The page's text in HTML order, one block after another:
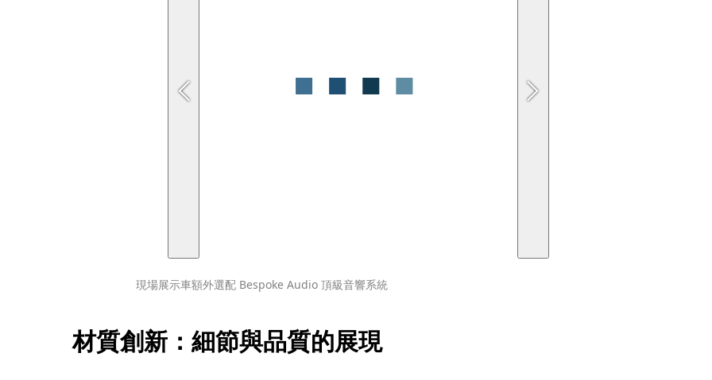
現場展示車額外選配 Bespoke Audio 頂級音響系統
材質創新：細節與品質的展現